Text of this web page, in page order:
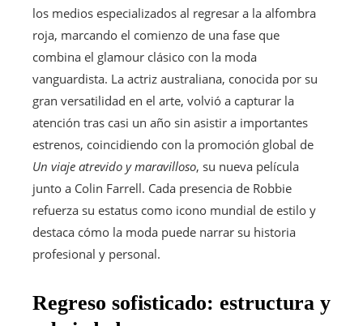
los medios especializados al regresar a la alfombra
roja, marcando el comienzo de una fase que
combina el glamour clásico con la moda
vanguardista. La actriz australiana, conocida por su
gran versatilidad en el arte, volvió a capturar la
atención tras casi un año sin asistir a importantes
estrenos, coincidiendo con la promoción global de
Un viaje atrevido y maravilloso, su nueva película
junto a Colin Farrell. Cada presencia de Robbie
refuerza su estatus como icono mundial de estilo y
destaca cómo la moda puede narrar su historia
profesional y personal.
Regreso sofisticado: estructura y